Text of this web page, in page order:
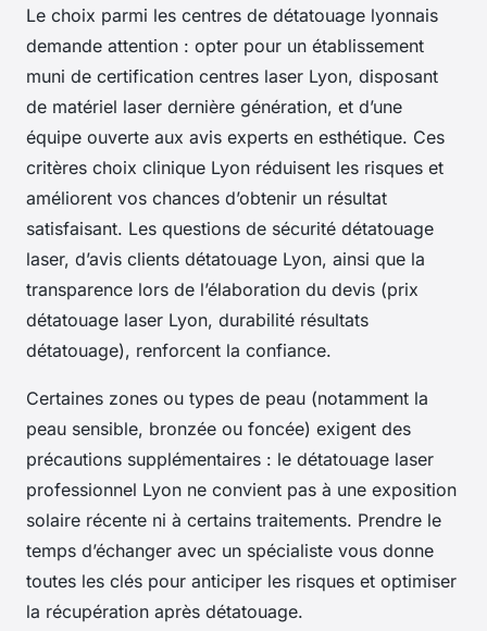
Le choix parmi les centres de détatouage lyonnais
demande attention : opter pour un établissement
muni de certification centres laser Lyon, disposant
de matériel laser dernière génération, et d’une
équipe ouverte aux avis experts en esthétique. Ces
critères choix clinique Lyon réduisent les risques et
améliorent vos chances d’obtenir un résultat
satisfaisant. Les questions de sécurité détatouage
laser, d’avis clients détatouage Lyon, ainsi que la
transparence lors de l’élaboration du devis (prix
détatouage laser Lyon, durabilité résultats
détatouage), renforcent la confiance.
Certaines zones ou types de peau (notamment la
peau sensible, bronzée ou foncée) exigent des
précautions supplémentaires : le détatouage laser
professionnel Lyon ne convient pas à une exposition
solaire récente ni à certains traitements. Prendre le
temps d’échanger avec un spécialiste vous donne
toutes les clés pour anticiper les risques et optimiser
la récupération après détatouage.